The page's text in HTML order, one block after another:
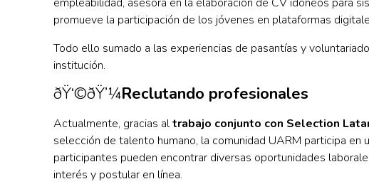
promueve la participación de los jóvenes en plataformas
Todo ello sumado a las experiencias de pasantías y
institución.
ðŸ‘©‍ðŸ’¼Reclutando profesionales
Actualmente, gracias altrabajo conjunto con Selection
selección de talento humano, la comunidad UARM participa en
participantes pueden encontrar diversas oportunidades
interés y postular en línea.